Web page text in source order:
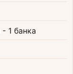
- 1 банка